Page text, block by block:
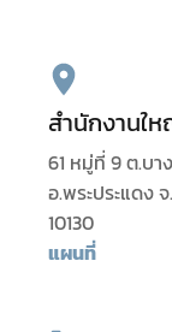
สำนักงานใ
61 หมู่ที่ 9 ต.บา
อ.พระประแดง
10130
แผนที่